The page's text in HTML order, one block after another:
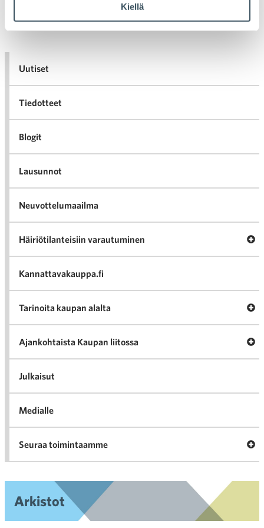
Kiellä
Uutiset
Tiedotteet
Blogit
Lausunnot
Neuvottelumaailma
Häiriötilanteisiin varautuminen
Kannattavakauppa.fi
Tarinoita kaupan alalta
Ajankohtaista Kaupan liitossa
Julkaisut
Medialle
Seuraa toimintaamme
Arkistot